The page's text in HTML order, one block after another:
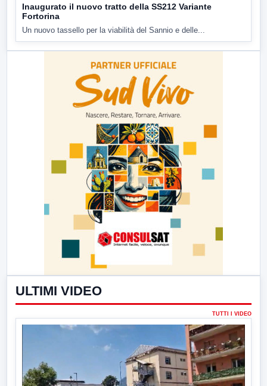
Inaugurato il nuovo tratto della SS212 Variante
Fortorina
Un nuovo tassello per la viabilità del Sannio e delle...
ULTIMI VIDEO
TUTTI I VIDEO